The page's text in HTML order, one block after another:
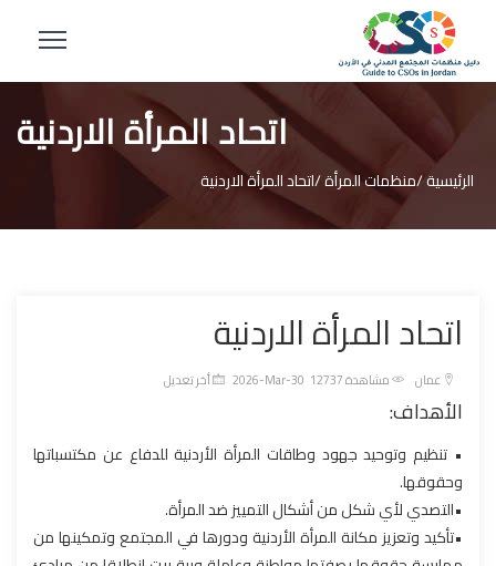
اتحاد المرأة الاردنية
الرئيسية /منظمات المرأة /اتحاد المرأة الاردنية
اتحاد المرأة الاردنية
عمان مشاهدة 12737 2026-Mar-30 أخر تعديل
الأهداف:
• تنظيم وتوحيد جهود وطاقات المرأة الأردنية للدفاع عن مكتسباتها
وحقوقها.
•التصدي لأي شكل من أشكال التمييز ضد المرأة.
•تأكيد وتعزيز مكانة المرأة الأردنية ودورها في المجتمع وتمكينها من